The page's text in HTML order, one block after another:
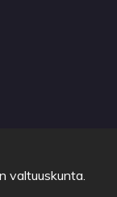
valtuuskunta.